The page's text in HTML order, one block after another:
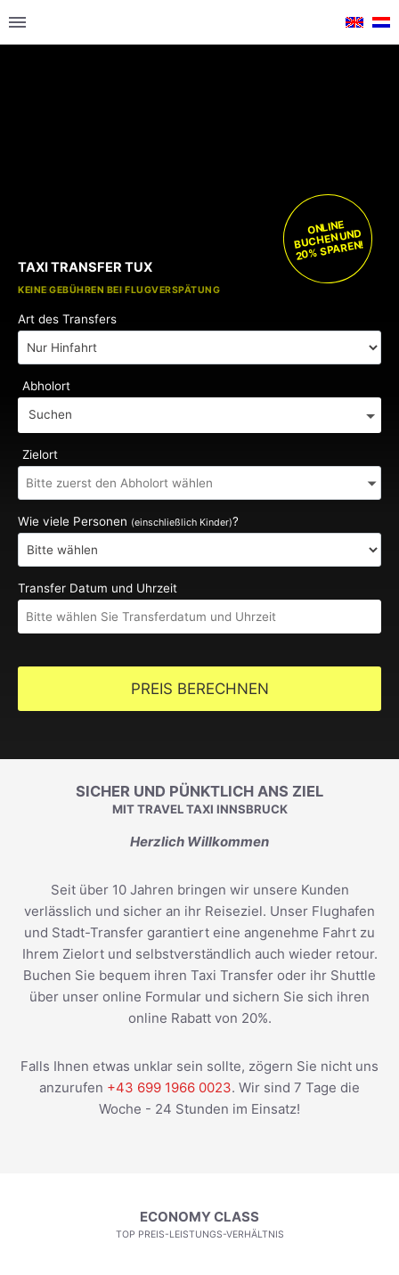
KOSTENLOSE KINDERSITZE
KEINE GEBÜHREN BEI FLUGVERSPÄTUNG
TAXI TRANSFER TUX
ONLINE
BUCHEN UND
20% SPAREN!
Art des Transfers
Abholort
Suchen
Zielort
Wie viele Personen (einschließlich Kinder)?
Transfer Datum und Uhrzeit
PREIS BERECHNEN
SICHER UND PÜNKTLICH ANS ZIEL
MIT TRAVEL TAXI INNSBRUCK
Herzlich Willkommen
Seit über 10 Jahren bringen wir unsere Kunden
verlässlich und sicher an ihr Reiseziel. Unser Flughafen
und Stadt-Transfer garantiert eine angenehme Fahrt zu
Ihrem Zielort und selbstverständlich auch wieder retour.
Buchen Sie bequem ihren Taxi Transfer oder ihr Shuttle
über unser online Formular und sichern Sie sich ihren
online Rabatt von 20%.
Falls Ihnen etwas unklar sein sollte, zögern Sie nicht uns
anzurufen +43 699 1966 0023. Wir sind 7 Tage die
Woche - 24 Stunden im Einsatz!
ECONOMY CLASS
TOP PREIS-LEISTUNGS-VERHÄLTNIS